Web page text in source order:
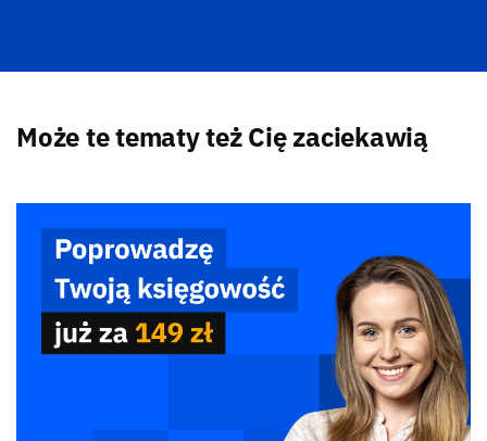
Może te tematy też Cię zaciekawią